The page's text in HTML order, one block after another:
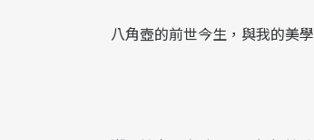
八角壺的前世今生，與我的美學